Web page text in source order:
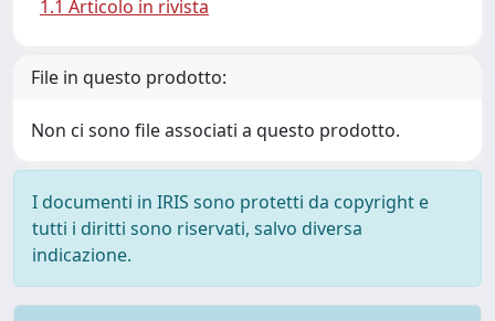
1.1 Articolo in rivista
File in questo prodotto:
Non ci sono file associati a questo prodotto.
I documenti in IRIS sono protetti da copyright e
tutti i diritti sono riservati, salvo diversa
indicazione.